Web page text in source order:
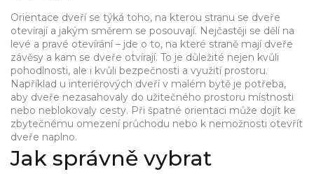
Orientace dveří se týká toho, na kterou stranu se dveře
otevírají a jakým směrem se posouvají. Nejčastěji se dělí na
levé a pravé otevírání – jde o to, na které straně mají dveře
závěsy a kam se dveře otvírají. To je důležité nejen kvůli
pohodlnosti, ale i kvůli bezpečnosti a využití prostoru.
Například u interiérových dveří v malém bytě je potřeba,
aby dveře nezasahovaly do užitečného prostoru místnosti
nebo neblokovaly cesty. Při špatné orientaci může dojít ke
zbytečnému omezení průchodu nebo k nemožnosti otevřít
dveře naplno.
Jak správně vybrat